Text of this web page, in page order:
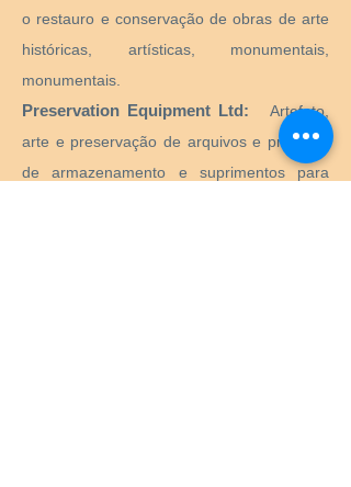
o restauro e conservação de obras de arte
históricas, artísticas, monumentais,
monumentais.
Preservation Equipment Ltd:
Artefato,
arte e preservação de arquivos e produtos
de armazenamento e suprimentos para